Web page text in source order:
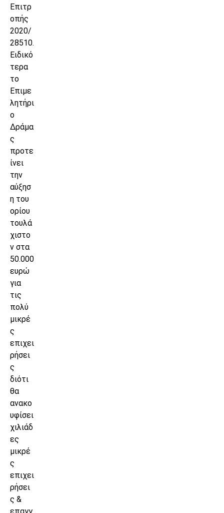
Επιτρ
οπής
2020/
28510.
Ειδικό
τερα
το
Επιμε
λητήρι
ο
Δράμα
ς
προτε
ίνει
την
αύξησ
η του
ορίου
τουλά
χιστο
ν στα
50.000
ευρώ
για
τις
πολύ
μικρέ
ς
επιχει
ρήσει
ς
διότι
θα
ανακο
υφίσει
χιλιάδ
ες
μικρέ
ς
επιχει
ρήσει
ς &